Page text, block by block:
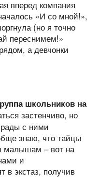
вперед компания
«И со мной!»,
(но я точно
переснимем!»
а девчонки
школьников на
застенчиво, но
с ними
знаю, что тайцы
малышам – вот на
и
в экстаз, получив